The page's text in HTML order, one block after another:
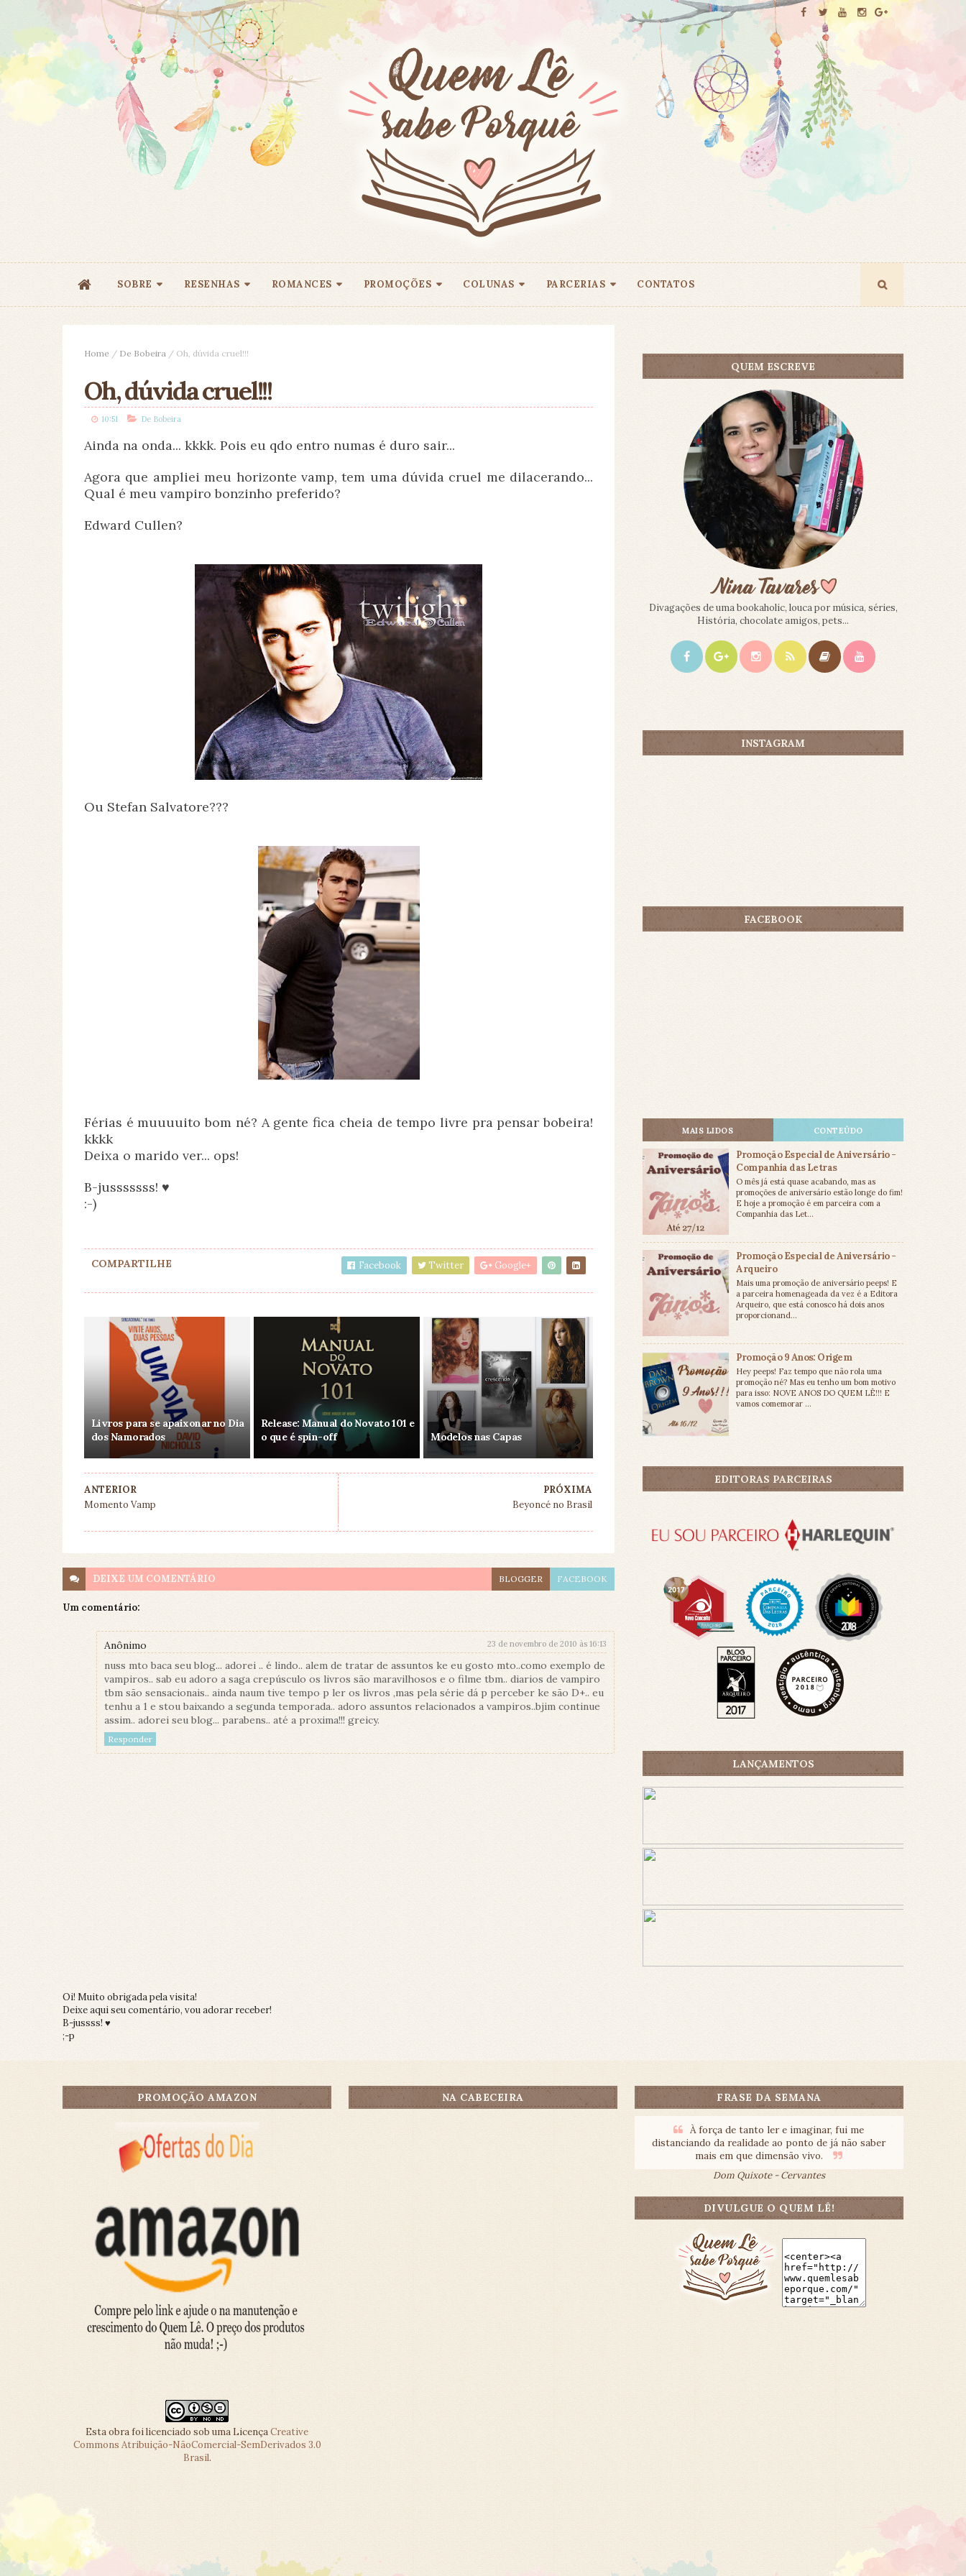
SOBRE RESENHAS ROMANCES PROMOÇÕES COLUNAS PARCERIAS CONTATOS
Home / De Bobeira / Oh, dúvida cruel!!!
Oh, dúvida cruel!!!
10:51 De Bobeira
Ainda na onda... kkkk. Pois eu qdo entro numas é duro sair...
Agora que ampliei meu horizonte vamp, tem uma dúvida cruel me dilacerando...
Qual é meu vampiro bonzinho preferido?
Edward Cullen?
Ou Stefan Salvatore???
Férias é muuuuito bom né? A gente fica cheia de tempo livre pra pensar bobeira!
kkkk
Deixa o marido ver... ops!
B-jusssssss! ♥
:-)
COMPARTILHE Facebook Twitter Google+
Livros para se apaixonar no Dia
dos Namorados
Release: Manual do Novato 101 e
o que é spin-off
Modelos nas Capas
PRÓXIMA
Beyoncé no Brasil
ANTERIOR
Momento Vamp
DEIXE UM COMENTÁRIO BLOGGER FACEBOOK
Um comentário:
Anônimo 23 de novembro de 2010 às 16:13
nuss mto baca seu blog... adorei .. é lindo.. alem de tratar de assuntos ke eu gosto mto..como exemplo de
vampiros.. sab eu adoro a saga crepúsculo os livros são maravilhosos e o filme tbm.. diarios de vampiro
tbm são sensacionais.. ainda naum tive tempo p ler os livros ,mas pela série dá p perceber ke são D+.. eu
tenhu a 1 e stou baixando a segunda temporada.. adoro assuntos relacionados a vampiros..bjim continue
assim.. adorei seu blog... parabens.. até a proxima!!! greicy.
Responder
Oi! Muito obrigada pela visita!
Deixe aqui seu comentário, vou adorar receber!
B-jussss! ♥
;-p
QUEM ESCREVE
Divagações de uma bookaholic, louca por música, séries,
História, chocolate amigos, pets...
INSTAGRAM
FACEBOOK
MAIS LIDOS CONTEÚDO
Promoção Especial de Aniversário -
Companhia das Letras
O mês já está quase acabando, mas as
promoções de aniversário estão longe do fim!
E hoje a promoção é em parceira com a
Companhia das Let...
Promoção Especial de Aniversário -
Arqueiro
Mais uma promoção de aniversário peeps! E
a parceira homenageada da vez é a Editora
Arqueiro, que está conosco há dois anos
proporcionand...
Promoção 9 Anos: Origem
Hey peeps! Faz tempo que não rola uma
promoção né? Mas eu tenho um bom motivo
para isso: NOVE ANOS DO QUEM LÊ!!! E
vamos comemorar ...
EDITORAS PARCEIRAS
LANÇAMENTOS
PROMOÇÃO AMAZON
Esta obra foi licenciado sob uma LicençaCreative
Commons Atribuição-NãoComercial-SemDerivados 3.0
Brasil.
NA CABECEIRA FRASE DA SEMANA
À força de tanto ler e imaginar, fui me
distanciando da realidade ao ponto de já não saber
mais em que dimensão vivo.
Dom Quixote - Cervantes
DIVULGUE O QUEM LÊ!